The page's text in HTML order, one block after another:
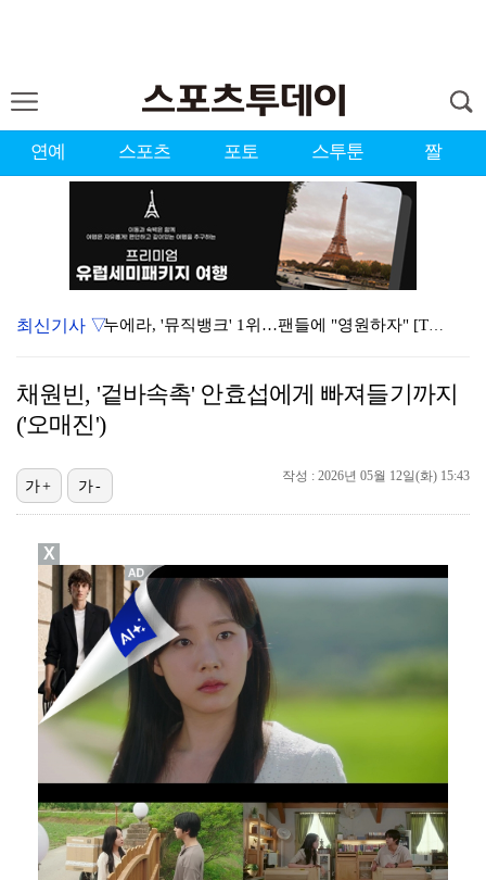
연예 스포츠 포토 스투툰 짤
누에라, '뮤직뱅크' 1위…팬들에 "영원하자" [TV캡…
폭발까지 5분…안보현·정은채, 목숨 건 사투 시작(재벌…
대한축구협회의 '심판 성접대'…최악의 경우 런던 올림픽…
외신까지 퍼지고 있는 축구협회 성접대 논란…2002 한…
대놓고 '심판 마사지'로 결재 받기도…최종 결재권자는 …
'1라운드 115위' 김민별, 2라운드 7타 줄이며 7…
최신기사 ▽
채원빈, '겉바속촉' 안효섭에게 빠져들기까지
('오매진')
작성 : 2026년 05월 12일(화) 15:43
가+ 가-
X